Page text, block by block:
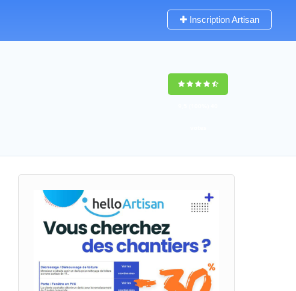
Inscription Artisan